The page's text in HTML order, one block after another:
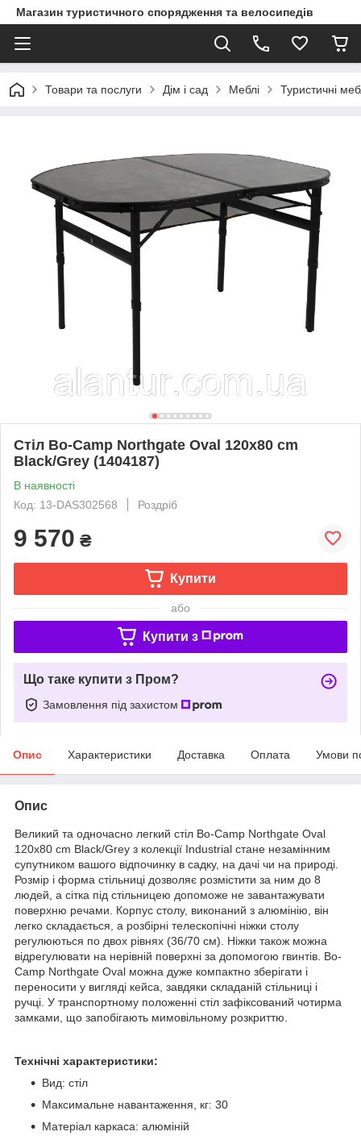
Магазин туристичного спорядження та велосипедів
Товари та послуги Дім і сад Меблі Туристичні
Стіл Bo-Camp Northgate Oval 120x80 cm
Black/Grey (1404187)
В наявності
Код: 13-DAS302568
Роздріб
9 570 ₴
Купити
або
Купити з
Що таке купити з Пром?
Замовлення під захистом
Опис Характеристики Доставка Оплата Умови
Опис
Великий та одночасно легкий стіл Bo-Camp Northgate Oval
120x80 cm Black/Grey з колекції Industrial стане незамінним
супутником вашого відпочинку в садку, на дачі чи на природі.
Розмір і форма стільниці дозволяє розмістити за ним до 8
людей, а сітка під стільницею допоможе не завантажувати
поверхню речами. Корпус столу, виконаний з алюмінію, він
легко складається, а розбірні телескопічні ніжки столу
регулюються по двох рівнях (36/70 см). Ніжки також можна
відрегулювати на нерівній поверхні за допомогою гвинтів. Bo-
Camp Northgate Oval можна дуже компактно зберігати і
переносити у вигляді кейса, завдяки складаній стільниці і
ручці. У транспортному положенні стіл зафіксований чотирма
замками, що запобігають мимовільному розкриттю.
Технічні характеристики:
Вид: стіл
Максимальне навантаження, кг: 30
Матеріал каркаса: алюміній